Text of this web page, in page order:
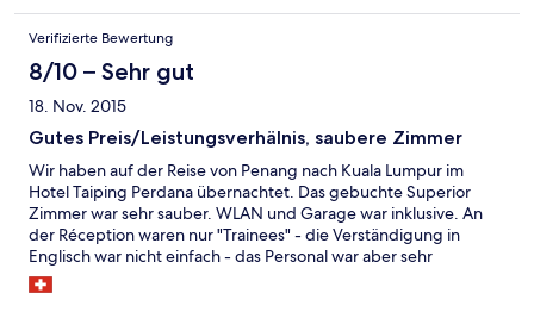
Verifizierte Bewertung
8/10 – Sehr gut
18. Nov. 2015
Gutes Preis/Leistungsverhälnis, saubere Zimmer
Wir haben auf der Reise von Penang nach Kuala Lumpur im
Hotel Taiping Perdana übernachtet. Das gebuchte Superior
Zimmer war sehr sauber. WLAN und Garage war inklusive. An
der Réception waren nur "Trainees" - die Verständigung in
Englisch war nicht einfach - das Personal war aber sehr
freundlich und hat sich Mühe gegeben, unsere Bedürfnisse zu
erfüllen. Das Preis/Leistung Verhältnis des Hotels ist sehr gut.